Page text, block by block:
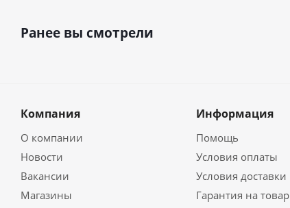
Ранее вы смотрели
Компания
О компании
Новости
Вакансии
Магазины
Информация
Помощь
Условия оплаты
Условия доставки
Гарантия на товар